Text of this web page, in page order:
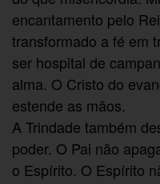
encantamento pelo
transformado a fé em
ser hospital de
alma. O Cristo do
estende as mãos.
A Trindade também
poder. O Pai não
o Espírito. O Espírito